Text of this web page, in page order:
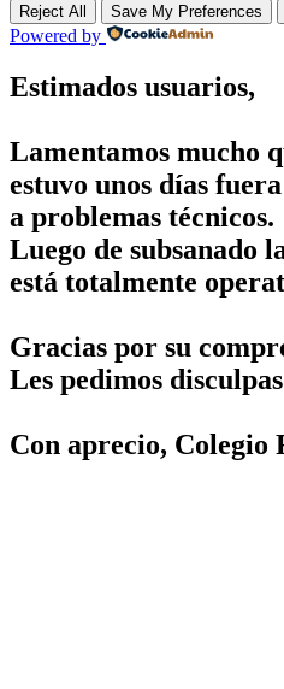
Reject All Save My Preferences
Powered by
Estimados usuarios,
Lamentamos mucho
estuvo unos días
a problemas técnicos.
Luego de subsanado
está totalmente
Gracias por su
Les pedimos
Con aprecio, Colegio